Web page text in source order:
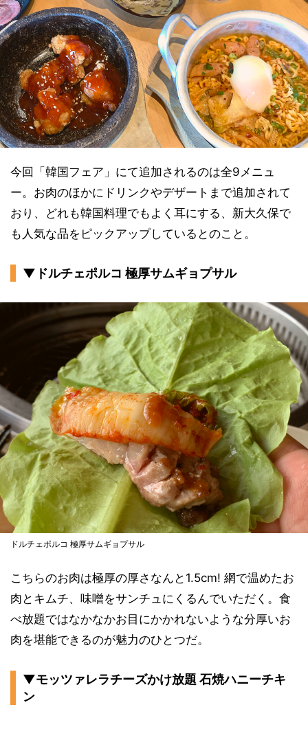
今回「韓国フェア」にて追加されるのは全9メニュ
ー。お肉のほかにドリンクやデザートまで追加されて
おり、どれも韓国料理でもよく耳にする、新大久保で
も人気な品をピックアップしているとのこと。
▼ドルチェポルコ 極厚サムギョプサル
ドルチェポルコ 極厚サムギョプサル
こちらのお肉は極厚の厚さなんと1.5cm! 網で温めたお
肉とキムチ、味噌をサンチュにくるんでいただく。食
べ放題ではなかなかお目にかかれないような分厚いお
肉を堪能できるのが魅力のひとつだ。
▼モッツァレラチーズかけ放題 石焼ハニーチキ
ン